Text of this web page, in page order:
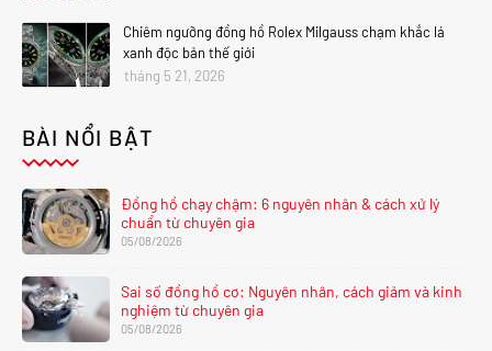
Chiêm ngưỡng đồng hồ Rolex Milgauss chạm khắc lá
xanh độc bản thế giới
tháng 5 21, 2026
BÀI NỔI BẬT
Đồng hồ chạy chậm: 6 nguyên nhân & cách xử lý
chuẩn từ chuyên gia
05/08/2026
Sai số đồng hồ cơ: Nguyên nhân, cách giảm và kinh
nghiệm từ chuyên gia
05/08/2026